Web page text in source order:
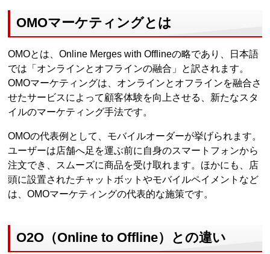
OMOマーケティングとは
OMOとは、Online Merges with Offlineの略であり、日本語
では「オンラインとオフラインの融合」と訳されます。
OMOマーケティングは、オンラインとオフラインを融合さ
せたサービスによって顧客体験を向上させる、新たなスタ
イルのマーケティング手法です。
OMOの代表例として、モバイルオーダーが挙げられます。
ユーザーは店舗へ足を運ぶ前に自身のスマートフォンから
注文でき、スムーズに商品を受け取れます。ほかにも、店
頭に設置されたチャットボットやモバイルペイメントなど
は、OMOマーケティングの代表的な施策です。
O2O（Online to Offline）との違い